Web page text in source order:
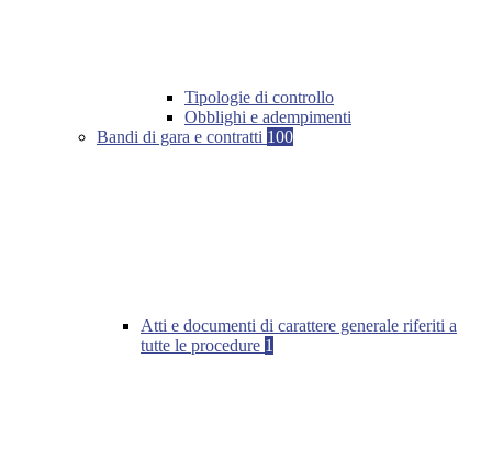
Tipologie di controllo
Obblighi e adempimenti
Bandi di gara e contratti 100
Atti e documenti di carattere generale riferiti a
tutte le procedure 1